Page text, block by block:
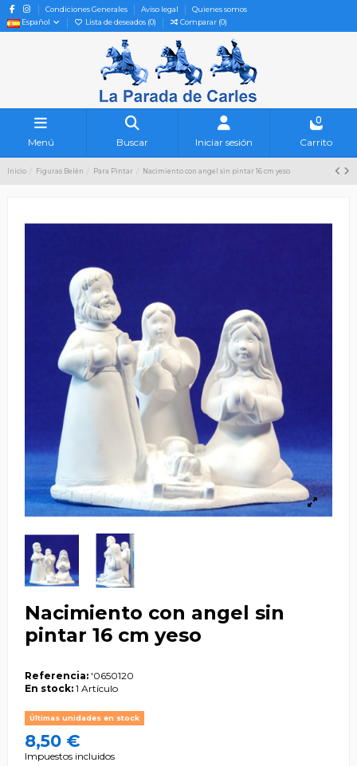
Condiciones Generales Aviso legal
Quienes somos
Español
Lista de deseados (0) Comparar (0)
Menú Buscar Iniciar sesión
0
Carrito
Inicio Figuras Belén Para Pintar Nacimiento con angel sin pintar 16 cm yeso
Nacimiento con angel sin
pintar 16 cm yeso
Referencia: '0650120
En stock: 1 Artículo
Últimas unidades en stock
8,50 €
Impuestos incluidos